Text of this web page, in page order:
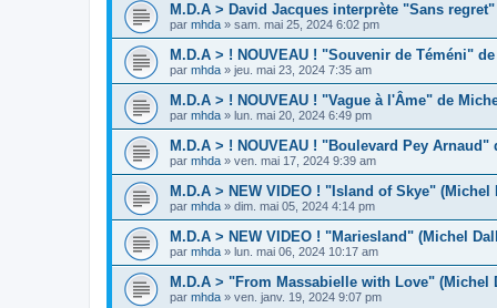
M.D.A > David Jacques interprète "Sans
par mhda » sam. mai 25, 2024 6:02 pm
M.D.A > ! NOUVEAU ! "Souvenir de Téméni"
par mhda » jeu. mai 23, 2024 7:35 am
M.D.A > ! NOUVEAU ! "Vague à l'Âme" de
par mhda » lun. mai 20, 2024 6:49 pm
M.D.A > ! NOUVEAU ! "Boulevard Pey
par mhda » ven. mai 17, 2024 9:39 am
M.D.A > NEW VIDEO ! "Island of Skye" (Michel
par mhda » dim. mai 05, 2024 4:14 pm
M.D.A > NEW VIDEO ! "Mariesland" (Michel
par mhda » lun. mai 06, 2024 10:17 am
M.D.A > "From Massabielle with Love" (Michel
par mhda » ven. janv. 19, 2024 9:07 pm